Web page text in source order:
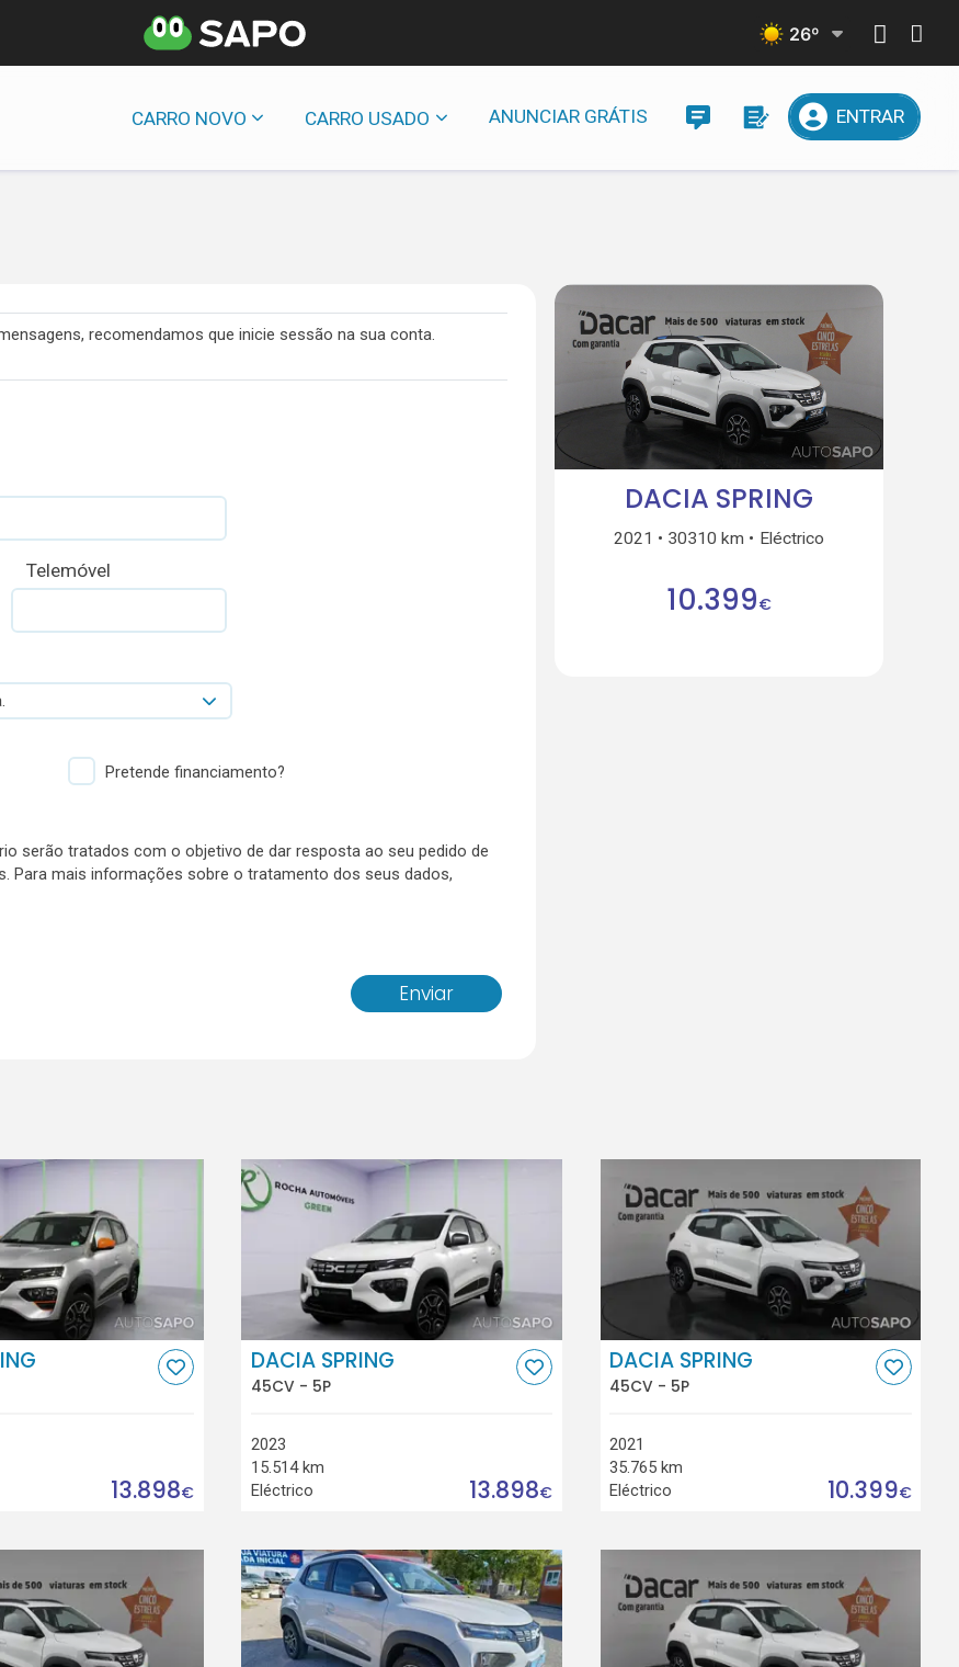
26º
CARRO NOVO CARRO USADO ANUNCIAR GRÁTIS ENTRAR
recomendamos que inicie sessão na sua conta.
Telemóvel
Pretende financiamento?
serão tratados com o objetivo de dar resposta ao seu pedido de
Para mais informações sobre o tratamento dos seus dados,
Enviar
DACIA SPRING
2021 30310 km Eléctrico
10.399€
13.898€
DACIA SPRING
45CV - 5P
2023
15.514 km
Eléctrico
13.898€
DACIA SPRING
45CV - 5P
2021
35.765 km
Eléctrico
10.399€